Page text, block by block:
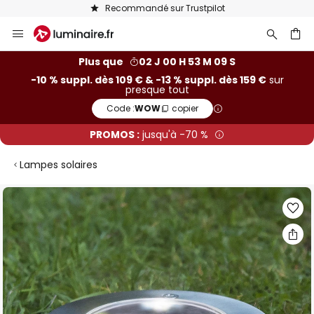
Recommandé sur Trustpilot
Allez
au
Plus que
02 J 00 H 53 M 08 S
-10 % suppl. dès 109 € & -13 % suppl. dès 159 €sur
presque tout
Code :WOW copier
PROMOS : jusqu'à -70 %
Lampes solaires
Skip
to
the
end
of
the
images